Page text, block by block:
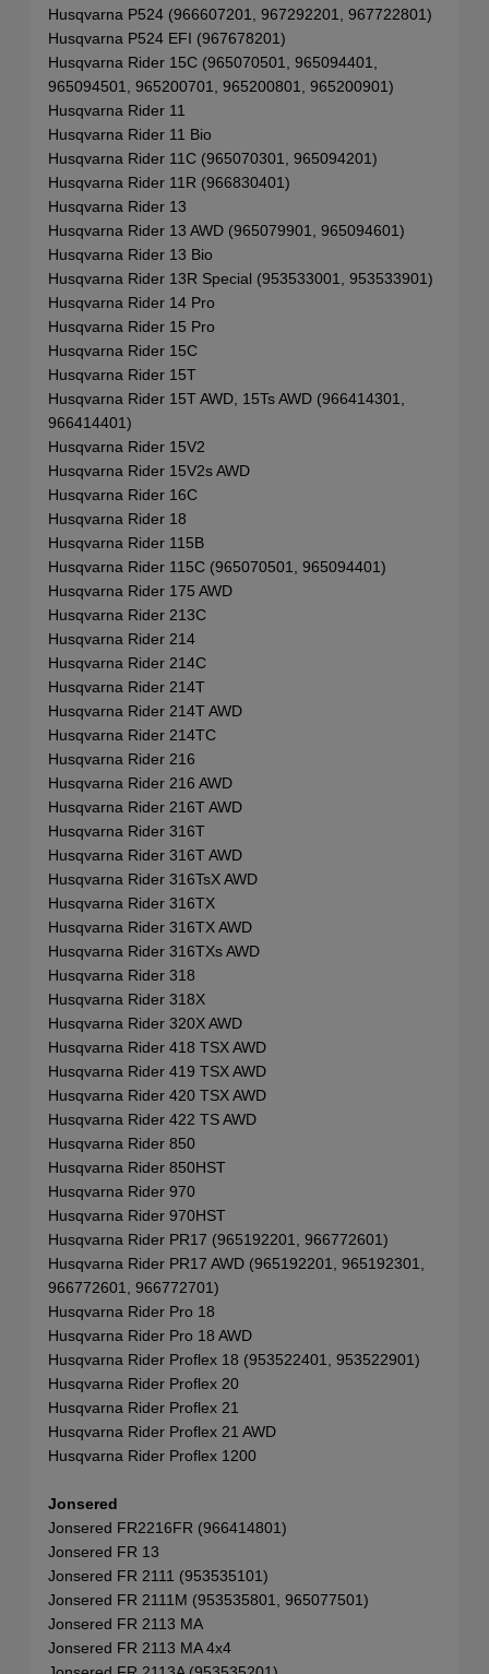
Husqvarna P524 (966607201, 967292201, 967722801)
Husqvarna P524 EFI (967678201)
Husqvarna Rider 15C (965070501, 965094401,
965094501, 965200701, 965200801, 965200901)
Husqvarna Rider 11
Husqvarna Rider 11 Bio
Husqvarna Rider 11C (965070301, 965094201)
Husqvarna Rider 11R (966830401)
Husqvarna Rider 13
Husqvarna Rider 13 AWD (965079901, 965094601)
Husqvarna Rider 13 Bio
Husqvarna Rider 13R Special (953533001, 953533901)
Husqvarna Rider 14 Pro
Husqvarna Rider 15 Pro
Husqvarna Rider 15C
Husqvarna Rider 15T
Husqvarna Rider 15T AWD, 15Ts AWD (966414301,
966414401)
Husqvarna Rider 15V2
Husqvarna Rider 15V2s AWD
Husqvarna Rider 16C
Husqvarna Rider 18
Husqvarna Rider 115B
Husqvarna Rider 115C (965070501, 965094401)
Husqvarna Rider 175 AWD
Husqvarna Rider 213C
Husqvarna Rider 214
Husqvarna Rider 214C
Husqvarna Rider 214T
Husqvarna Rider 214T AWD
Husqvarna Rider 214TC
Husqvarna Rider 216
Husqvarna Rider 216 AWD
Husqvarna Rider 216T AWD
Husqvarna Rider 316T
Husqvarna Rider 316T AWD
Husqvarna Rider 316TsX AWD
Husqvarna Rider 316TX
Husqvarna Rider 316TX AWD
Husqvarna Rider 316TXs AWD
Husqvarna Rider 318
Husqvarna Rider 318X
Husqvarna Rider 320X AWD
Husqvarna Rider 418 TSX AWD
Husqvarna Rider 419 TSX AWD
Husqvarna Rider 420 TSX AWD
Husqvarna Rider 422 TS AWD
Husqvarna Rider 850
Husqvarna Rider 850HST
Husqvarna Rider 970
Husqvarna Rider 970HST
Husqvarna Rider PR17 (965192201, 966772601)
Husqvarna Rider PR17 AWD (965192201, 965192301,
966772601, 966772701)
Husqvarna Rider Pro 18
Husqvarna Rider Pro 18 AWD
Husqvarna Rider Proflex 18 (953522401, 953522901)
Husqvarna Rider Proflex 20
Husqvarna Rider Proflex 21
Husqvarna Rider Proflex 21 AWD
Husqvarna Rider Proflex 1200
Jonsered
Jonsered FR2216FR (966414801)
Jonsered FR 13
Jonsered FR 2111 (953535101)
Jonsered FR 2111M (953535801, 965077501)
Jonsered FR 2113 MA
Jonsered FR 2113 MA 4x4